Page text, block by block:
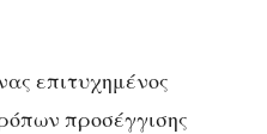
επιτυχημένος
προσέγγισης